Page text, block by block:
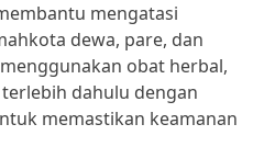
mengatasi
dewa, pare, dan
obat herbal,
dahulu dengan
memastikan keamanan